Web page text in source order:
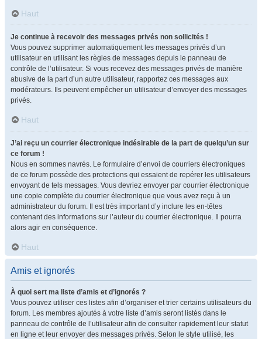
Haut
Je continue à recevoir des messages privés non sollicités !
Vous pouvez supprimer automatiquement les messages privés d’un
utilisateur en utilisant les règles de messages depuis le panneau de
contrôle de l’utilisateur. Si vous recevez des messages privés de manière
abusive de la part d’un autre utilisateur, rapportez ces messages aux
modérateurs. Ils peuvent empêcher un utilisateur d’envoyer des messages
privés.
Haut
J’ai reçu un courrier électronique indésirable de la part de quelqu’un sur
ce forum !
Nous en sommes navrés. Le formulaire d’envoi de courriers électroniques
de ce forum possède des protections qui essaient de repérer les utilisateurs
envoyant de tels messages. Vous devriez envoyer par courrier électronique
une copie complète du courrier électronique que vous avez reçu à un
administrateur du forum. Il est très important d’y inclure les en-têtes
contenant des informations sur l’auteur du courrier électronique. Il pourra
alors agir en conséquence.
Haut
Amis et ignorés
À quoi sert ma liste d’amis et d’ignorés ?
Vous pouvez utiliser ces listes afin d’organiser et trier certains utilisateurs du
forum. Les membres ajoutés à votre liste d’amis seront listés dans le
panneau de contrôle de l’utilisateur afin de consulter rapidement leur statut
en ligne et leur envoyer des messages privés. Selon le style utilisé, les